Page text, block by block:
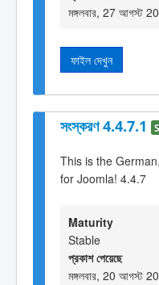
মঙ্গলবার, 27 আগস্ট
ফাইল দেখুন
সংস্করণ 4.4.7.1
This is the
for Joomla! 4.4.7
Maturity
Stable
প্রকাশ পেয়েছে
মঙ্গলবার, 20 আগস্ট